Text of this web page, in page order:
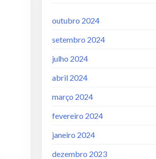
outubro 2024
setembro 2024
julho 2024
abril 2024
março 2024
fevereiro 2024
janeiro 2024
dezembro 2023